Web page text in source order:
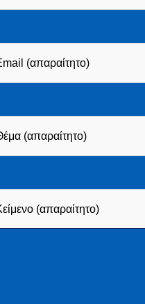
(απαραίτητο)
(απαραίτητο)
(απαραίτητο)